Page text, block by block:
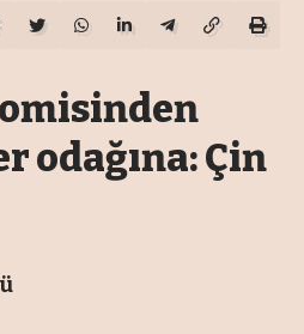
odağına: Çin